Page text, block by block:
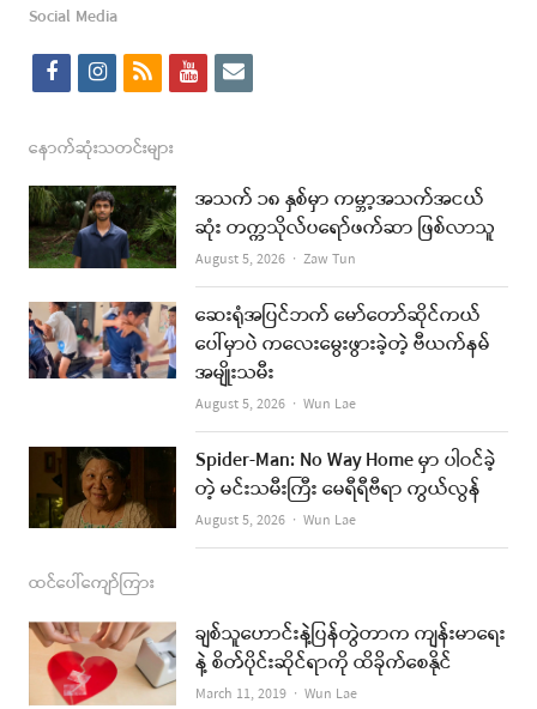
Social Media
f
c
e
b
o
o
k
i
s
t
a
g
r
a
m
r
s
y
t
u
b
e
e
i
l
နောက်ဆုံးသတင်းများ
အသက် ၁၈ နှစ်မှာ ကမ္ဘာ့အသက်အငယ်
ဆုံး တက္ကသိုလ်ပရော်ဖက်ဆာ ဖြစ်လာသူ
August 5, 2026 Author
Zaw Tun
ဆေးရုံအပြင်ဘက် မော်တော်ဆိုင်ကယ်
ပေါ်မှာပဲ ကလေးမွေးဖွားခဲ့တဲ့ ဗီယက်နမ်
အမျိုးသမီး
August 5, 2026 Author
Wun Lae
Spider-Man: No Way Home မှာ ပါဝင်ခဲ့
တဲ့ မင်းသမီးကြီး မေရီရီဗီရာ ကွယ်လွန်
August 5, 2026 Author
Wun Lae
ထင်ပေါ်ကျော်ကြား
ချစ်သူဟောင်းနဲ့ပြန်တွဲတာက ကျန်းမာရေး
နဲ့ စိတ်ပိုင်းဆိုင်ရာကို ထိခိုက်စေနိုင်
March 11, 2019 Author
Wun Lae